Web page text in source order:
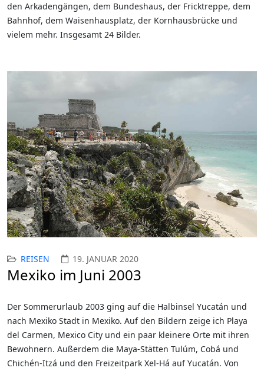
den Arkadengängen, dem Bundeshaus, der Fricktreppe, dem
Bahnhof, dem Waisenhausplatz, der Kornhausbrücke und
vielem mehr. Insgesamt 24 Bilder.
REISEN 19. JANUAR 2020
Mexiko im Juni 2003
Der Sommerurlaub 2003 ging auf die Halbinsel Yucatán und
nach Mexiko Stadt in Mexiko. Auf den Bildern zeige ich Playa
del Carmen, Mexico City und ein paar kleinere Orte mit ihren
Bewohnern. Außerdem die Maya-Stätten Tulúm, Cobá und
Chichén-Itzá und den Freizeitpark Xel-Há auf Yucatán. Von